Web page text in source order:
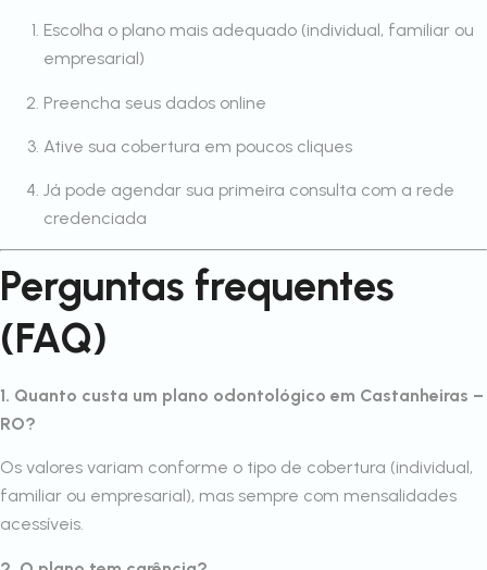
Escolha o plano mais adequado (individual, familiar ou
empresarial)
Preencha seus dados online
Ative sua cobertura em poucos cliques
Já pode agendar sua primeira consulta com a rede
credenciada
Perguntas frequentes
(FAQ)
1. Quanto custa um plano odontológico em Castanheiras –
RO?
Os valores variam conforme o tipo de cobertura (individual,
familiar ou empresarial), mas sempre com mensalidades
acessíveis.